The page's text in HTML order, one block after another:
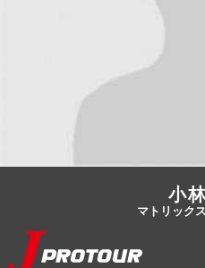
エン
JBCF ROAD
小
マトリック